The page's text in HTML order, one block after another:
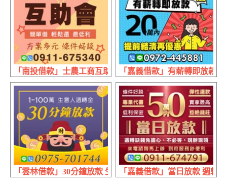
「南投借款」士農工商互助會 來電就借 | 方案多元 條件好談
「嘉義借款」有薪轉即放款
「雲林借款」30分鐘放款 生意人週轉金 | 1~100萬
「嘉義借款」當日放款 週轉